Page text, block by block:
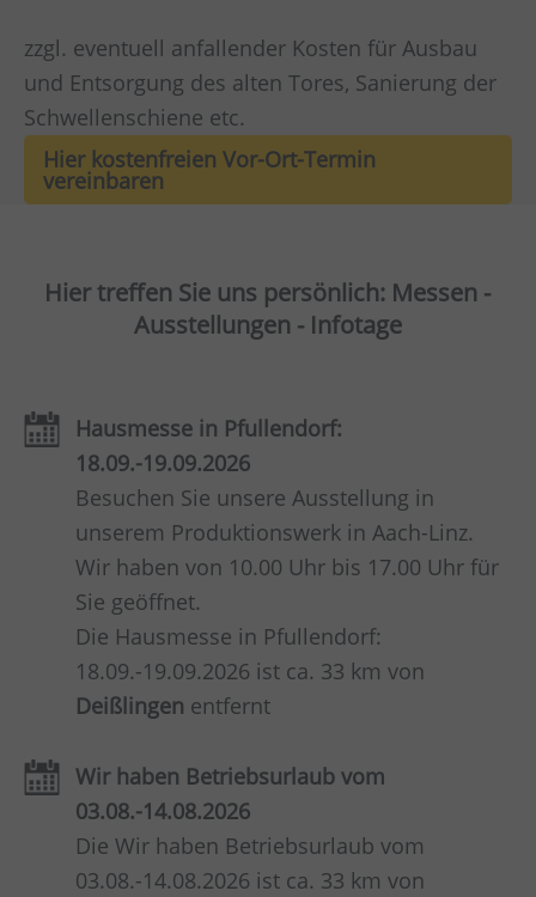
zzgl. eventuell anfallender Kosten für Ausbau
und Entsorgung des alten Tores, Sanierung der
Schwellenschiene etc.
Hier kostenfreien Vor-Ort-Termin
vereinbaren
Hier treffen Sie uns persönlich: Messen -
Ausstellungen - Infotage
Hausmesse in Pfullendorf:
18.09.-19.09.2026
Besuchen Sie unsere Ausstellung in
unserem Produktionswerk in Aach-Linz.
Wir haben von 10.00 Uhr bis 17.00 Uhr für
Sie geöffnet.
Die Hausmesse in Pfullendorf:
18.09.-19.09.2026 ist ca. 33 km von
Deißlingen entfernt
Wir haben Betriebsurlaub vom
03.08.-14.08.2026
Die Wir haben Betriebsurlaub vom
03.08.-14.08.2026 ist ca. 33 km von